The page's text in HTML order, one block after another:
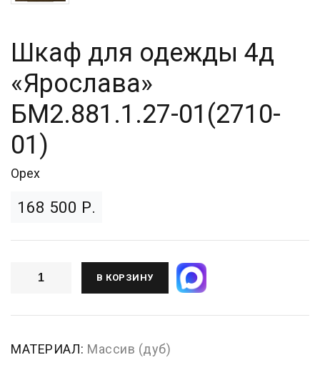
Шкаф для одежды 4д
«Ярослава»
БМ2.881.1.27-01(2710-
01)
Орех
168 500 Р.
В КОРЗИНУ
МАТЕРИАЛ: Массив (дуб)